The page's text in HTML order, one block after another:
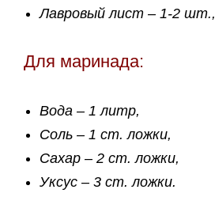
Лавровый лист – 1-2 шт.,
Для маринада:
Вода – 1 литр,
Соль – 1 ст. ложки,
Сахар – 2 ст. ложки,
Уксус – 3 ст. ложки.